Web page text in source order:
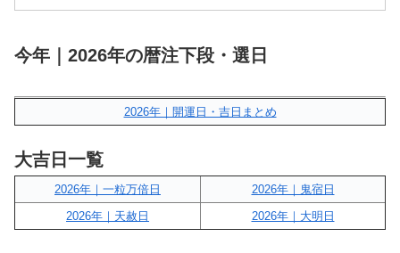
今年｜2026年の暦注下段・選日
2026年｜開運日・吉日まとめ
大吉日一覧
2026年｜一粒万倍日
2026年｜鬼宿日
2026年｜天赦日
2026年｜大明日